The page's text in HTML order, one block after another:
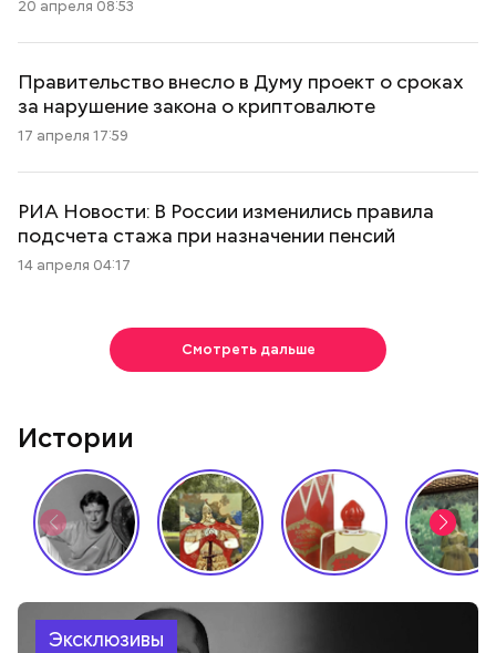
20 апреля 08:53
Правительство внесло в Думу проект о сроках
за нарушение закона о криптовалюте
17 апреля 17:59
РИА Новости: В России изменились правила
подсчета стажа при назначении пенсий
14 апреля 04:17
Смотреть дальше
Истории
Эксклюзивы